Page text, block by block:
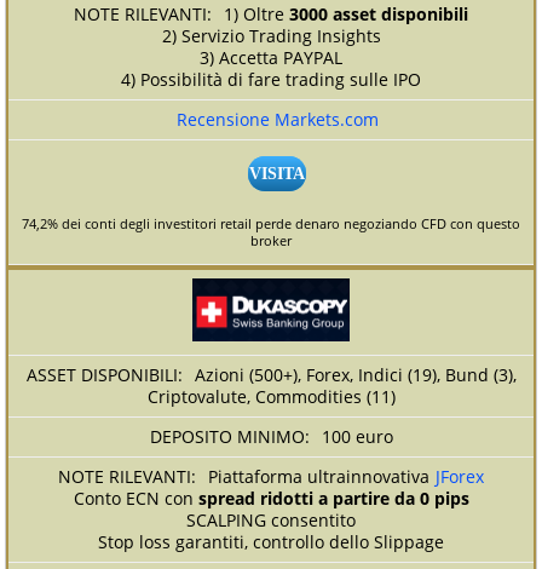
1) Oltre 3000 asset disponibili
2) Servizio Trading Insights
3) Accetta PAYPAL
4) Possibilità di fare trading sulle IPO
Recensione Markets.com
VISITA
74,2% dei conti degli investitori retail perde denaro negoziando CFD con questo
broker
Azioni (500+), Forex, Indici (19), Bund (3),
Criptovalute, Commodities (11)
100 euro
Piattaforma ultrainnovativa JForex
Conto ECN con spread ridotti a partire da 0 pips
SCALPING consentito
Stop loss garantiti, controllo dello Slippage